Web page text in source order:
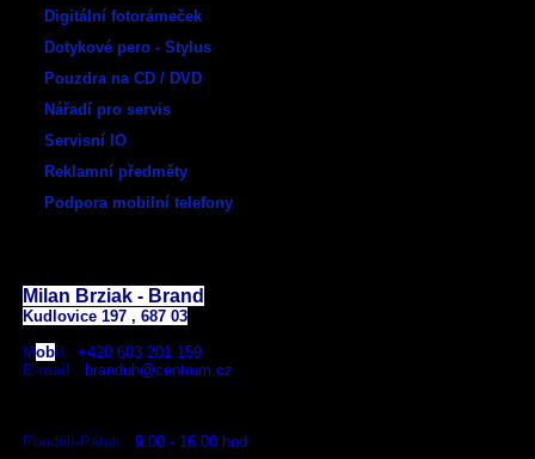
Digitální fotorámeček
Dotykové pero - Stylus
Pouzdra na CD / DVD
Nářadí pro servis
Servisní IO
Reklamní předměty
Podpora mobilní telefony
Milan Brziak - Brand
Kudlovice 197 , 687 03
Mobil : +420 603 201 159
E-mail
: branduh@centrum.cz
Pondělí-Pátek : 9.00 - 16.00 hod